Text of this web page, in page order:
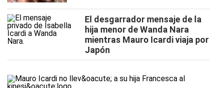
El desgarrador mensaje de la
hija menor de Wanda Nara
mientras Mauro Icardi viaja por
Japón